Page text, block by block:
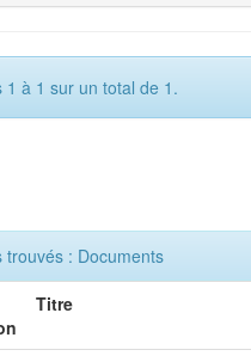
1 à 1 sur un total de 1.
trouvés : Documents
Titre